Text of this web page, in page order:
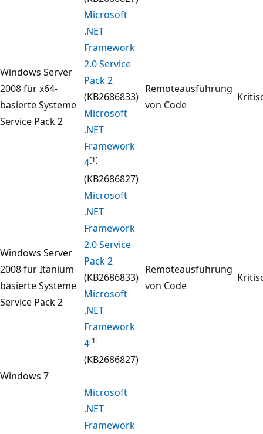
Windows Server
2008 für x64-
basierte Systeme
Service Pack 2
Microsoft
.NET
Framework
2.0 Service
Pack 2
(KB2686833)
Microsoft
.NET
Framework
4[1]
(KB2686827)
Remoteausführung
von Code
Windows Server
2008 für Itanium-
basierte Systeme
Service Pack 2
Microsoft
.NET
Framework
2.0 Service
Pack 2
(KB2686833)
Microsoft
.NET
Framework
4[1]
(KB2686827)
Remoteausführung
von Code
Windows 7
Microsoft
.NET
Framework